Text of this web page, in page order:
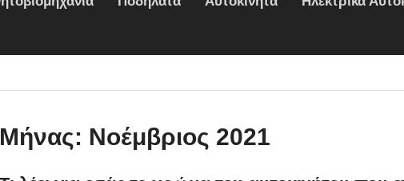
Μήνας: Νοέμβριος 2021